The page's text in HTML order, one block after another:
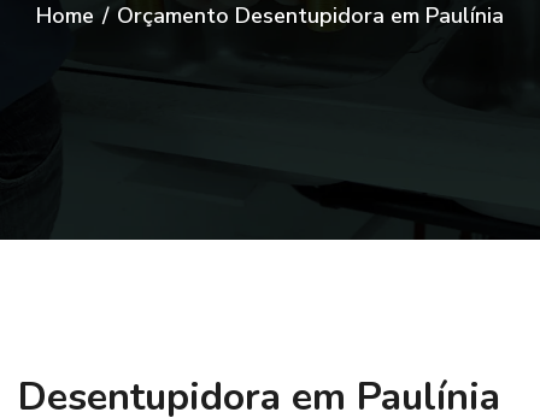
Home / Orçamento Desentupidora em Paulínia
Desentupidora em Paulínia